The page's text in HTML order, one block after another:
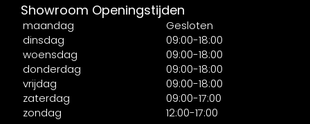
Showroom Openingstijden
maandag
Gesloten
dinsdag
09:00-18:00
woensdag
09:00-18:00
donderdag
09:00-18:00
vrijdag
09:00-18:00
zaterdag
09:00-17:00
zondag
12:00-17:00